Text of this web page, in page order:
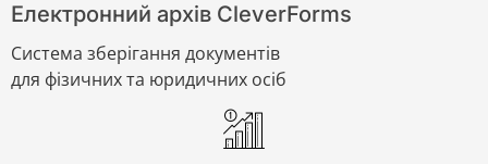
Електронний архів CleverForms
Система зберігання документів
для фізичних та юридичних осіб